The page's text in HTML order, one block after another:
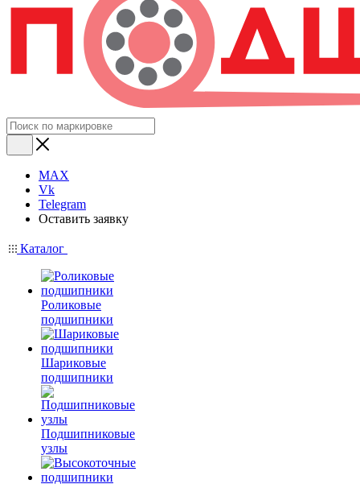
MAX
Vk
Telegram
Оставить заявку
Каталог
Роликовые
подшипники
Шариковые
подшипники
Подшипниковые
узлы